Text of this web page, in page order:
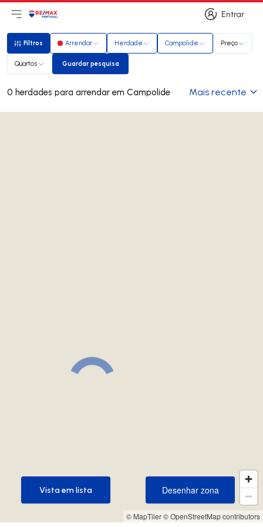
Entrar
Entrar
Abri menu principal
LogoIr para página inicial
Filtros
Filtros Arrendar Herdade Campolide Preço
Quartos Guardar pesquisa
Guardar pesquisa
0 herdades para arrendar em Campolide Mais recente
© MapTiler© OpenStreetMap contributors
Desenhar zona
Desenhar zona
Vista em lista
Vista em lista